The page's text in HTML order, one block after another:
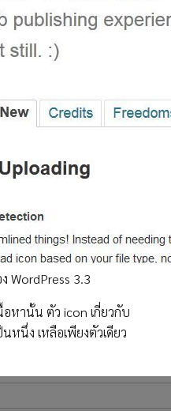
WordPress 3.3
อหานั้น ตัว icon เกี่ยวกับ
หนึ่ง เหลือเพียงตัวเดียว